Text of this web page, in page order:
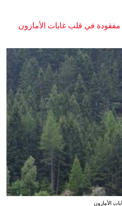
في قلب غابات الأمازون
الأمازون